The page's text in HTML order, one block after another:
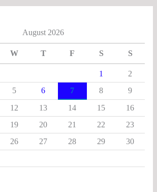
August 2026
W T F S S
1
2
5 6 7 8
9
12 13 14 15
16
19 20 21 22
23
26 27 28 29
30